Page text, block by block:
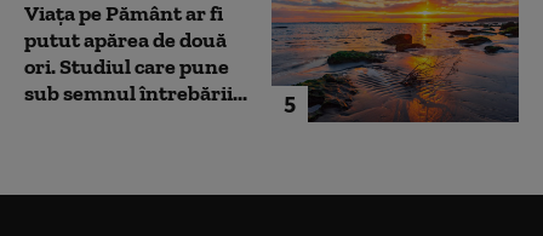
5
Viața pe Pământ ar fi
putut apărea de două
ori. Studiul care pune
sub semnul întrebării...